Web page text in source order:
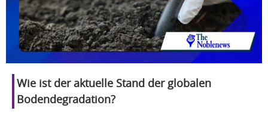
Wie ist der aktuelle Stand der globalen
Bodendegradation?